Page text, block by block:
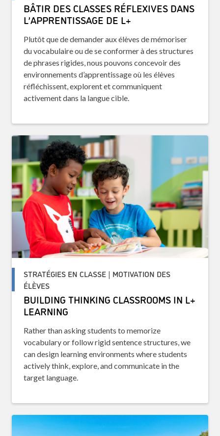
BÂTIR DES CLASSES RÉFLEXIVES DANS
L’APPRENTISSAGE DE L+
Plutôt que de demander aux élèves de mémoriser
du vocabulaire ou de se conformer à des structures
de phrases rigides, nous pouvons concevoir des
environnements d’apprentissage où les élèves
réfléchissent, explorent et communiquent
activement dans la langue cible.
STRATÉGIES EN CLASSE | MOTIVATION DES
ÉLÈVES
BUILDING THINKING CLASSROOMS IN L+
LEARNING
Rather than asking students to memorize
vocabulary or follow rigid sentence structures, we
can design learning environments where students
actively think, explore, and communicate in the
target language.